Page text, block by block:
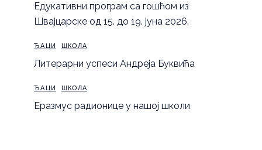
Eдукативни програм са гошћом из
Швајцарске од 15. до 19. јуна 2026.
ЂАЦИ ШКОЛА
Литерарни успеси Андреја Буквића
ЂАЦИ ШКОЛА
Еразмус радионице у нашој школи